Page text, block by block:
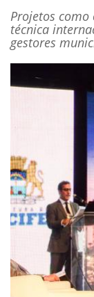
Projetos como
técnica
gestores